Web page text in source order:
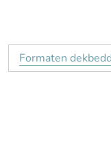
Formaten